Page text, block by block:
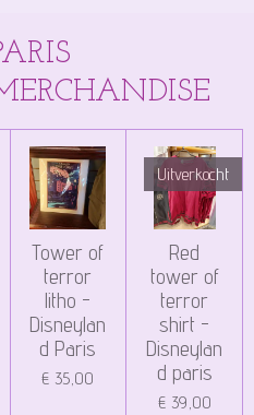
Tower of
terror
litho -
Disneylan
d Paris
€ 35,00
Uitverkocht
Red
tower of
terror
shirt -
Disneylan
d paris
€ 39,00